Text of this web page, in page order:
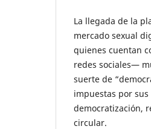
La llegada de la
mercado sexual
quienes cuentan
redes sociales—
suerte de
impuestas por
democratización,
circular.